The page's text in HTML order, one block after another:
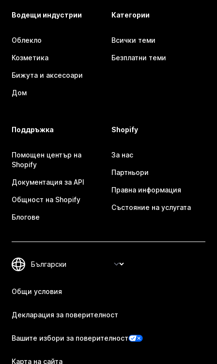
Водещи индустрии
Облекло
Козметика
Бижута и аксесоари
Дом
Категории
Всички теми
Безплатни теми
Поддръжка
Помощен център на
Shopify
Документация за API
Общност на Shopify
Блогове
Shopify
За нас
Партньори
Правна информация
Състояние на услугата
Общи условия
Декларация за поверителност
Вашите избори за поверителност
Карта на сайта